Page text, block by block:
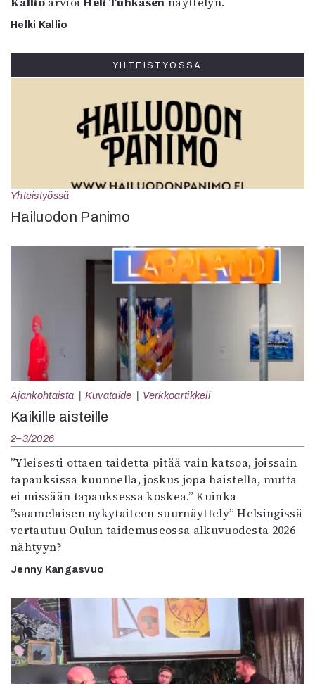
Helki Kallio
YHTEISTYÖSSÄ
Yhteistyössä
Hailuodon Panimo
Ajankohtaista Kuvataide Verkkoartikkeli
Kaikille aisteille
2–3/2026
”Yleisesti ottaen taidetta pitää vain katsoa, joissain
tapauksissa kuunnella, joskus jopa haistella, mutta
ei missään tapauksessa koskea.” Kuinka
”saamelaisen nykytaiteen suurnäyttely” Helsingissä
vertautuu Oulun taidemuseossa alkuvuodesta 2026
nähtyyn?
Jenny Kangasvuo